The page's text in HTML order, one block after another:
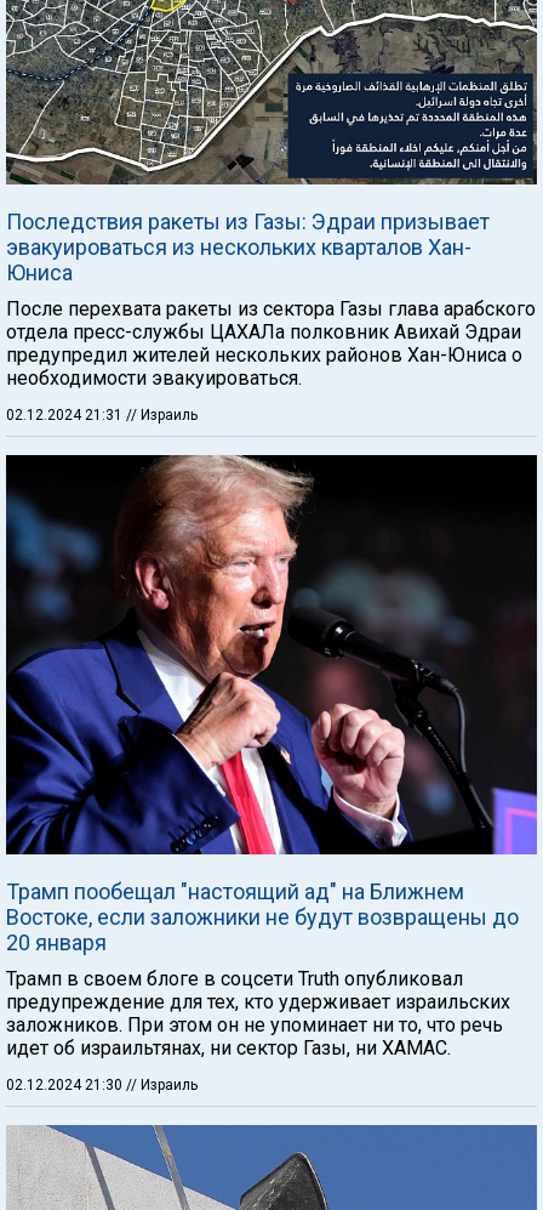
Последствия ракеты из Газы: Эдраи призывает
эвакуироваться из нескольких кварталов Хан-
Юниса
После перехвата ракеты из сектора Газы глава арабского
отдела пресс-службы ЦАХАЛа полковник Авихай Эдраи
предупредил жителей нескольких районов Хан-Юниса о
необходимости эвакуироваться.
02.12.2024 21:31 // Израиль
Трамп пообещал "настоящий ад" на Ближнем
Востоке, если заложники не будут возвращены до
20 января
Трамп в своем блоге в соцсети Truth опубликовал
предупреждение для тех, кто удерживает израильских
заложников. При этом он не упоминает ни то, что речь
идет об израильтянах, ни сектор Газы, ни ХАМАС.
02.12.2024 21:30 // Израиль